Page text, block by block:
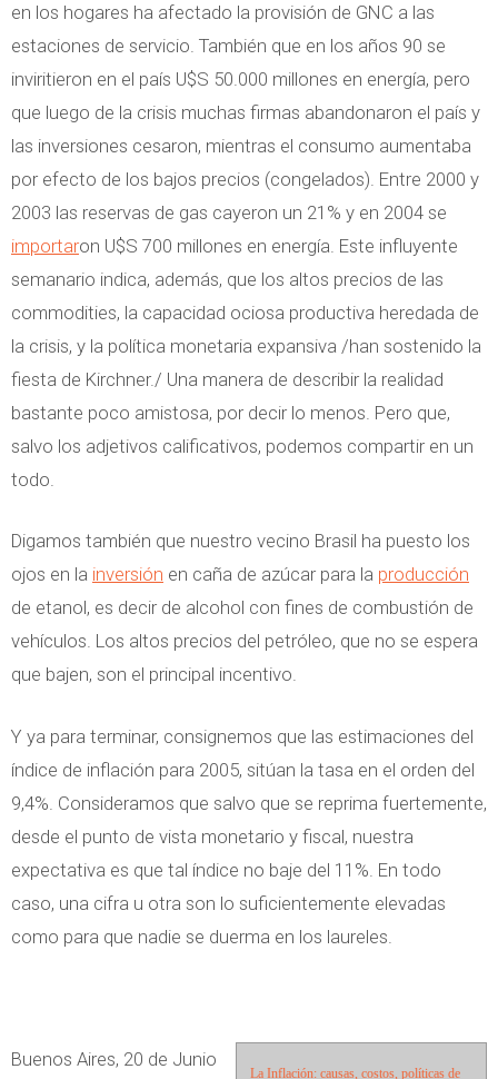
en los hogares ha afectado la provisión de GNC a las
estaciones de servicio. También que en los años 90 se
inviritieron en el país U$S 50.000 millones en energía, pero
que luego de la crisis muchas firmas abandonaron el país y
las inversiones cesaron, mientras el consumo aumentaba
por efecto de los bajos precios (congelados). Entre 2000 y
2003 las reservas de gas cayeron un 21% y en 2004 se
importaron U$S 700 millones en energía. Este influyente
semanario indica, además, que los altos precios de las
commodities, la capacidad ociosa productiva heredada de
la crisis, y la política monetaria expansiva /han sostenido la
fiesta de Kirchner./ Una manera de describir la realidad
bastante poco amistosa, por decir lo menos. Pero que,
salvo los adjetivos calificativos, podemos compartir en un
todo.
Digamos también que nuestro vecino Brasil ha puesto los
ojos en la inversión en caña de azúcar para la producción
de etanol, es decir de alcohol con fines de combustión de
vehículos. Los altos precios del petróleo, que no se espera
que bajen, son el principal incentivo.
Y ya para terminar, consignemos que las estimaciones del
índice de inflación para 2005, sitúan la tasa en el orden del
9,4%. Consideramos que salvo que se reprima fuertemente,
desde el punto de vista monetario y fiscal, nuestra
expectativa es que tal índice no baje del 11%. En todo
caso, una cifra u otra son lo suficientemente elevadas
como para que nadie se duerma en los laureles.
La Inflación: causas, costos, políticas de
Buenos Aires, 20 de Junio